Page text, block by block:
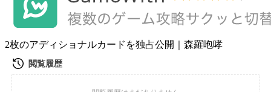
2枚のアディショナルカードを独占公開｜森羅咆哮